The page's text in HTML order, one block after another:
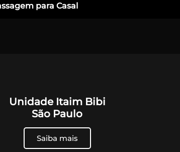
para Casal
Unidade Itaim Bibi
São Paulo
Saiba mais